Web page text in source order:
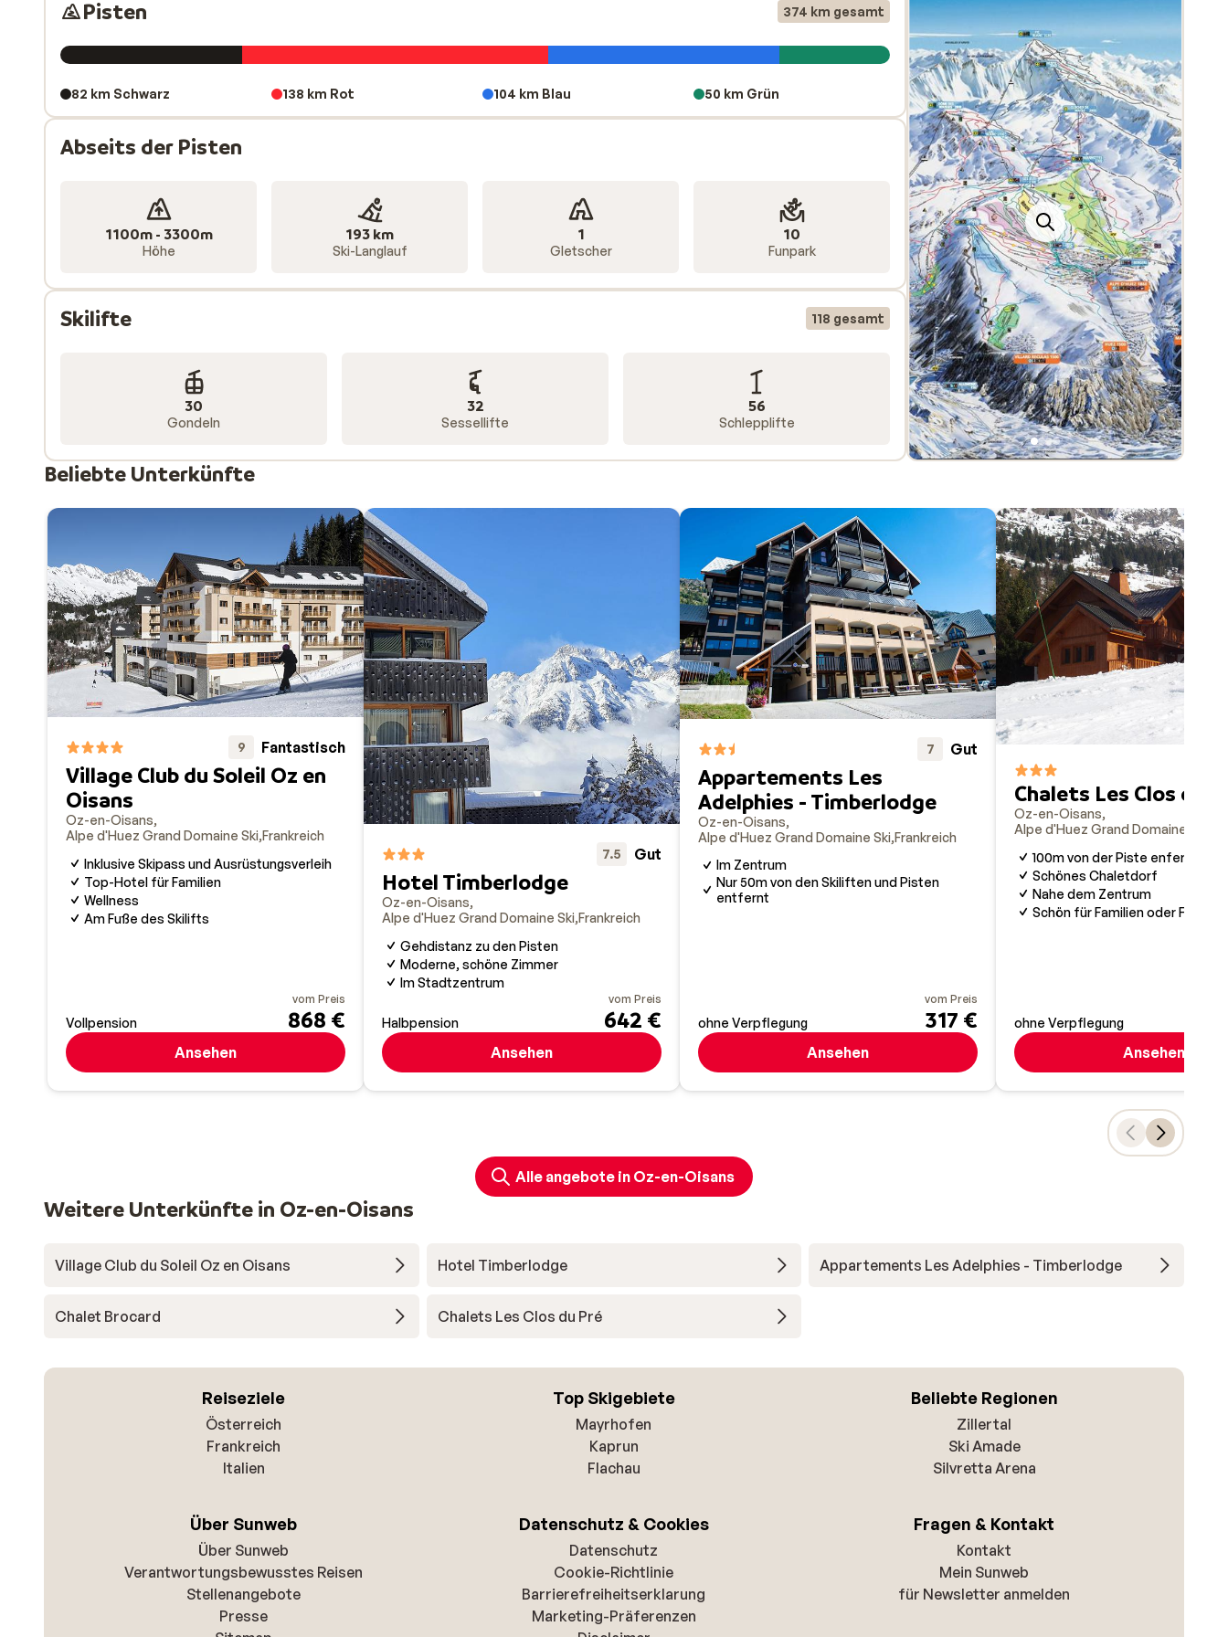
Pisten 374 km gesamt
82 km Schwarz 138 km Rot 104 km Blau 50 km Grün
Abseits der Pisten
1100m - 3300m
Höhe
193 km
Ski-Langlauf
1
Gletscher
10
Funpark
Skilifte 118 gesamt
30
Gondeln
32
Sessellifte
56
Schlepplifte
Beliebte Unterkünfte
9 Fantastisch
Village Club du Soleil Oz en
Oisans
Oz-en-Oisans
Alpe d'Huez Grand Domaine Ski Frankreich
Inklusive Skipass und Ausrüstungsverleih
Top-Hotel für Familien
Wellness
Am Fuße des Skilifts
Vollpension
vom Preis
868 €
Ansehen
7.5 Gut
Hotel Timberlodge
Oz-en-Oisans
Alpe d'Huez Grand Domaine Ski Frankreich
Gehdistanz zu den Pisten
Moderne, schöne Zimmer
Im Stadtzentrum
Halbpension
vom Preis
642 €
Ansehen
7 Gut
Appartements Les
Adelphies - Timberlodge
Oz-en-Oisans
Alpe d'Huez Grand Domaine Ski Frankreich
Im Zentrum
Nur 50m von den Skiliften und Pisten
entfernt
ohne Verpflegung
vom Preis
317 €
Ansehen
Chalets Les Clos du
Oz-en-Oisans
Alpe d'Huez Grand Domaine Ski
100m von der Piste enfernt
Schönes Chaletdorf
Nahe dem Zentrum
Schön für Familien oder Freunde
ohne Verpflegung
Ansehen
Alle angebote in Oz-en-Oisans
Weitere Unterkünfte in Oz-en-Oisans
Village Club du Soleil Oz en Oisans Hotel Timberlodge Appartements Les Adelphies - Timberlodge
Chalet Brocard Chalets Les Clos du Pré
Reiseziele
Österreich
Frankreich
Italien
Top Skigebiete
Mayrhofen
Kaprun
Flachau
Beliebte Regionen
Zillertal
Ski Amade
Silvretta Arena
Über Sunweb
Über Sunweb
Verantwortungsbewusstes Reisen
Stellenangebote
Presse
Datenschutz & Cookies
Datenschutz
Cookie-Richtlinie
Barrierefreiheitserklarung
Marketing-Präferenzen
Fragen & Kontakt
Kontakt
Mein Sunweb
für Newsletter anmelden